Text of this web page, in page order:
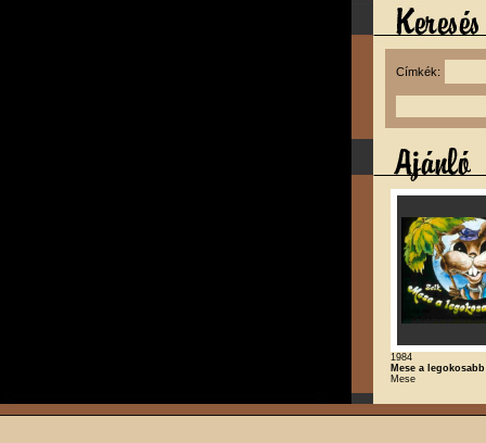
Címkék:
1984
Mese a
Mese